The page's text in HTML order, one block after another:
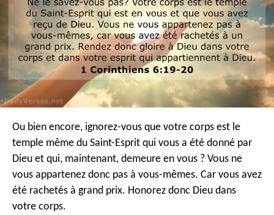
Ou bien encore, ignorez-vous que votre corps est le
temple même du Saint-Esprit qui vous a été donné par
Dieu et qui, maintenant, demeure en vous ? Vous ne
vous appartenez donc pas à vous-mêmes. Car vous avez
été rachetés à grand prix. Honorez donc Dieu dans
votre corps.